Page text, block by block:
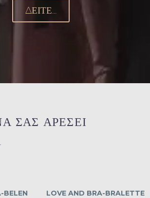
ΔΕΊΤΕ...
ΣΑΣ ΑΡΕΣΕΙ
BELEN LOVE AND BRA-BRALETTE